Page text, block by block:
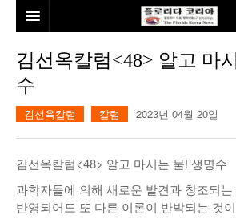
뉴스
김명열칼럼
본보특집
김선옥칼럼<48> 알고 마
수
김선옥칼럼 칼럼 2023년 04월 20일
김선옥칼럼<48> 알고 마시는 물! 생명수
과학자들에 의해 새로운 발견과 창조되
반영되어도 또 다른 이론이 반박되는 것